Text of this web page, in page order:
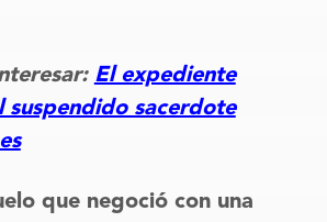
El expediente
suspendido sacerdote
que negoció con una